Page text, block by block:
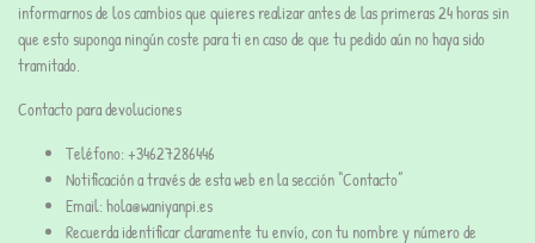
informarnos de los cambios que quieres realizar antes de las primeras 24 horas sin
que esto suponga ningún coste para ti en caso de que tu pedido aún no haya sido
tramitado.
Contacto para devoluciones
Teléfono: +34627286446
Notificación a través de esta web en la sección “Contacto”
Email: hola@waniyanpi.es
Recuerda identificar claramente tu envío, con tu nombre y número de